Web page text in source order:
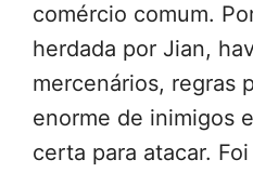
comércio comum.
herdada por Jian,
mercenários, regras
enorme de inimigos
certa para atacar.